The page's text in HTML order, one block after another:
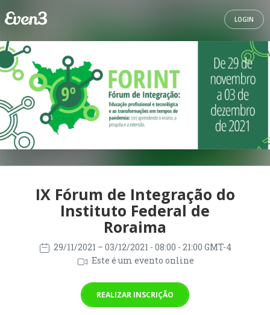
LOGIN
IX Fórum de Integração do
Instituto Federal de
Roraima
29/11/2021 – 03/12/2021 - 08:00 - 21:00 GMT-4
Este é um evento online
REALIZAR INSCRIÇÃO